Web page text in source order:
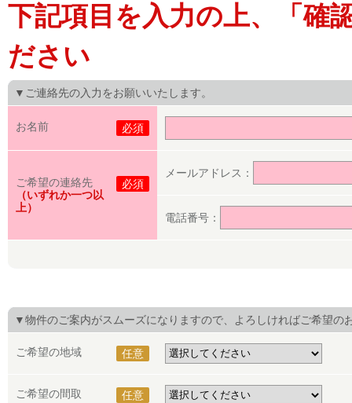
下記項目を入力の上、「確
ださい
▼ご連絡先の入力をお願いいたします。
お名前 必須
ご希望の連絡先
必須
（いずれか一つ以
上）
メールアドレス：
電話番号：
▼物件のご案内がスムーズになりますので、よろしければご希望の
ご希望の地域 任意
ご希望の間取 任意